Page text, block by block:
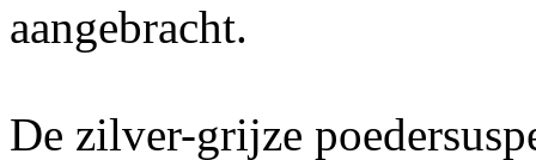
aangebracht.
De zilver-grijze